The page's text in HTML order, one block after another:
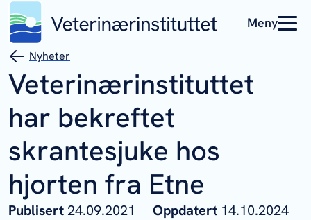
Meny
Nyheter
Veterinærinstituttet
har bekreftet
skrantesjuke hos
hjorten fra Etne
Publisert 24.09.2021 Oppdatert 14.10.2024